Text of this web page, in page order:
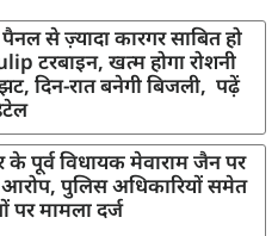
से ज़्यादा कारगर साबित हो
टरबाइन, खत्म होगा रोशनी
दिन-रात बनेगी बिजली, पढ़ें
के पूर्व विधायक मेवाराम जैन पर
पुलिस अधिकारियों समेत
पर मामला दर्ज